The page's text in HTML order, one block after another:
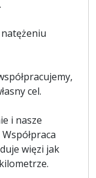
natężeniu
cel.
i nasze
więzi jak